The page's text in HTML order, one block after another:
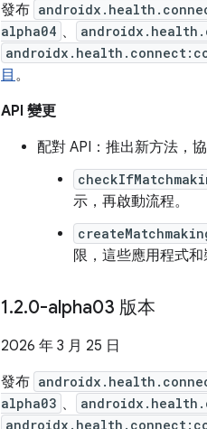
發布
alpha04 、
目 。
API 變更
配對 API：推出新方法，
示，再啟動流程。
限，這些應用程式
1.2.0-alpha03 版本
2026 年 3 月 25 日
發布
alpha03 、